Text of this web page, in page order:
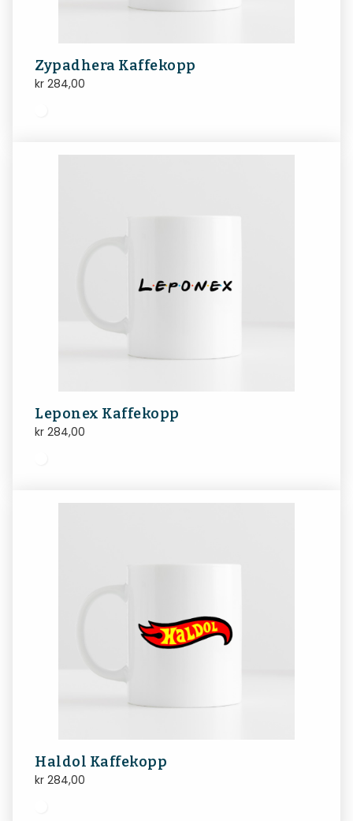
Zypadhera Kaffekopp
kr 284,00
Leponex Kaffekopp
kr 284,00
Haldol Kaffekopp
kr 284,00